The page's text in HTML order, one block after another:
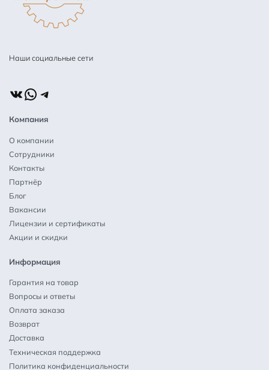
Наши социальные сети
ВКонтакте
WhatsApp
Telegram
Компания
О компании
Сотрудники
Контакты
Партнёр
Блог
Вакансии
Лицензии и сертификаты
Акции и скидки
Информация
Гарантия на товар
Вопросы и ответы
Оплата заказа
Возврат
Доставка
Техническая поддержка
Политика конфиденциальности